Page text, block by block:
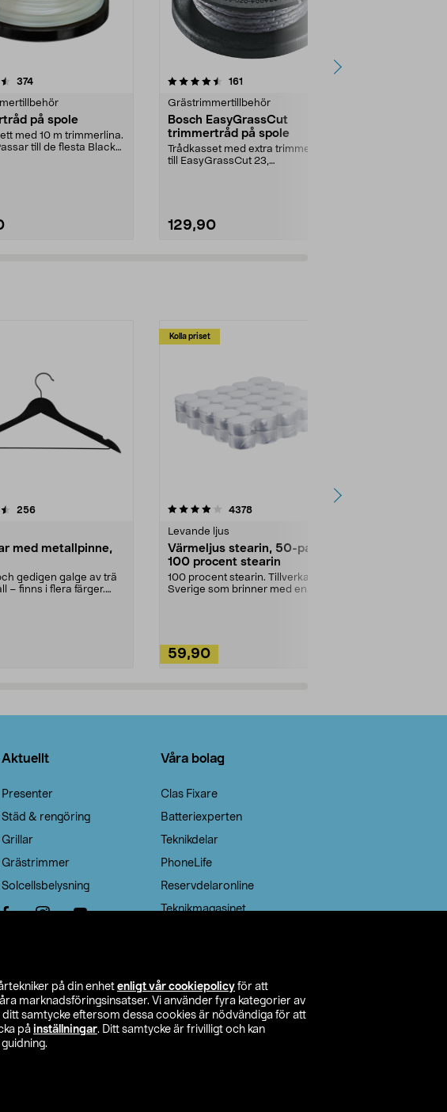
på din enhet enligt vår cookiepolicy för att
marknadsföringsinsatser. Vi använder fyra kategorier av
samtycke eftersom dessa cookies är nödvändiga för att
på inställningar. Ditt samtycke är frivilligt och kan
374recensioner
på spole
med 10 m trimmerlina.
till de flesta Black
4.5 av 5 stjärnor 161
Grästrimmertillbehör
Bosch EasyGrassCut
trimmertråd på spole
Trådkasset med extra trimmerlina
till EasyGrassCut 23,
129,90
4.0 av 5 stjärnor
256recensioner
med metallpinne,
gedigen galge av trä
– finns i flera färger.
Kolla priset
4.0av 5 stjärnor 4378recensioner
Levande ljus
Värmeljus stearin, 50-pack,
100 procent stearin
100 procent stearin. Tillverkade i
Sverige som brinner med en
59,90
4.5av 5 stjärnor
Aktuellt
Presenter
Städ & rengöring
Grillar
Grästrimmer
Solcellsbelysning
Våra bolag
Clas Fixare
Batteriexperten
Teknikdelar
PhoneLife
Reservdelaronline
Teknikmagasinet